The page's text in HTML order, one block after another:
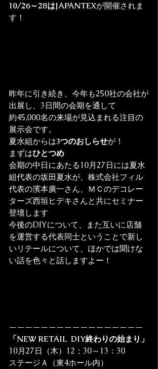
10/26～28はJAPANTEXが開催されま
す！
昨年に引き続き、今年も250社の会社が
出展し、3日間の会期を通して
約45,000名の来場が見込まれる注目の
展示会です。
夏水組からは3つのおしらせが！
まずはひとつめ
会期の中日にあたる10月27日には夏水
組代表の坂田夏水が、株式会社フィル
代表の濱本廣一さん、ＭＣのデコレー
ターズ西垣ヒデキさんと共にセミナー
登壇します
今後のDIYについて、また互いに店舗
を運営する代表同士ということで新し
いリテールについて、ほかでは聞けな
い話を色々と話しますよー！
—————————————————
「NEW RETAIL  DIY終わりの始まり」
10月27日（木）12：30～13：30
ステージＡ（東4ホール内）